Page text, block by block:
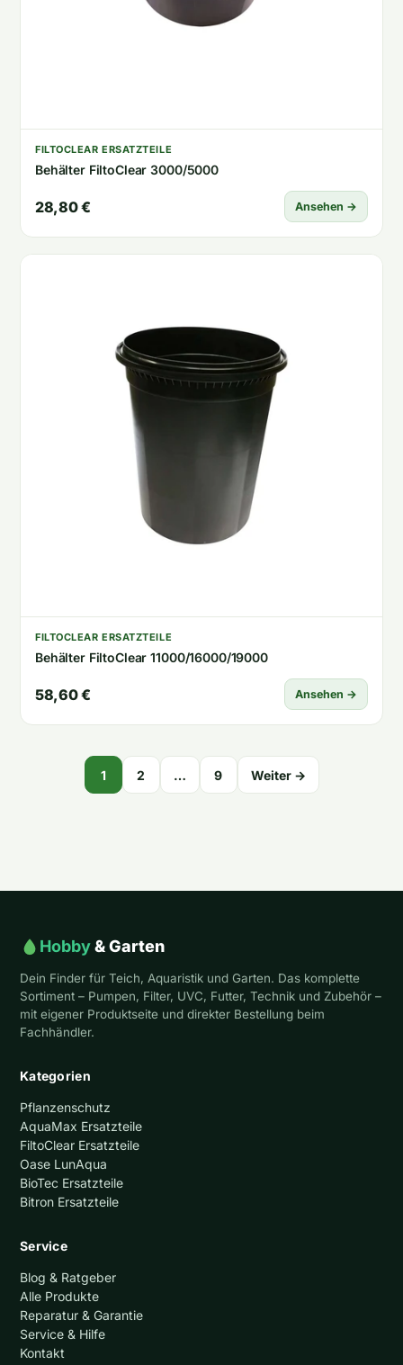
FILTOCLEAR ERSATZTEILE
Behälter FiltoClear 3000/5000
28,80 € Ansehen →
FILTOCLEAR ERSATZTEILE
Behälter FiltoClear 11000/16000/19000
58,60 € Ansehen →
Seitennummerierung
1 2 … 9 Weiter →
Hobby& Garten
Dein Finder für Teich, Aquaristik und Garten. Das komplette
Sortiment – Pumpen, Filter, UVC, Futter, Technik und Zubehör –
mit eigener Produktseite und direkter Bestellung beim
Fachhändler.
Kategorien
Pflanzenschutz
AquaMax Ersatzteile
FiltoClear Ersatzteile
Oase LunAqua
BioTec Ersatzteile
Bitron Ersatzteile
Service
Blog & Ratgeber
Alle Produkte
Reparatur & Garantie
Service & Hilfe
Kontakt